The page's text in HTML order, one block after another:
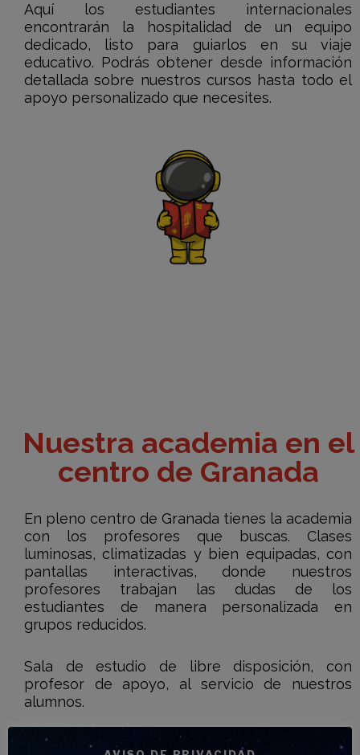
Aquí los estudiantes internacionales
encontrarán la hospitalidad de un equipo
dedicado, listo para guiarlos en su viaje
educativo. Podrás obtener desde información
detallada sobre nuestros cursos hasta todo el
apoyo personalizado que necesites.
Nuestra academia en el
centro de Granada
En pleno centro de Granada tienes la academia
con los profesores que buscas. Clases
luminosas, climatizadas y bien equipadas, con
pantallas interactivas, donde nuestros
profesores trabajan las dudas de los
estudiantes de manera personalizada en
grupos reducidos.
Sala de estudio de libre disposición, con
profesor de apoyo, al servicio de nuestros
alumnos.
Biblioteca con mas de 325 títulos disponibles a